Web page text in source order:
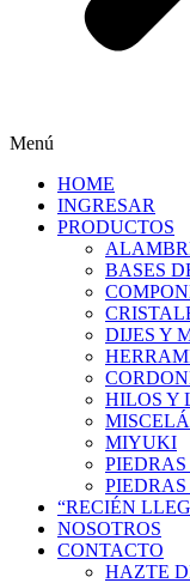
Menú
HOME
INGRESAR
PRODUCTOS
BASES
DIJES Y
HILOS Y
MIYUKI
“RECIÉN
NOSOTROS
CONTACTO
HAZTE